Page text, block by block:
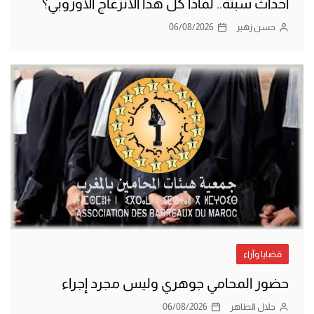
أحداث سبتة.. لماذا كل هذا الانزعاج الأوروبي؟
حسن زهير 06/08/2026
قضايا وآراء
حضور المحامي جوهري وليس مجرد إجراء
جلال الطاهر 06/08/2026